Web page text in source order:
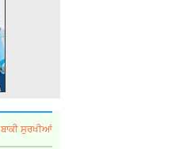
ਬਾਕੀ ਸੁਰਖੀਆਂ